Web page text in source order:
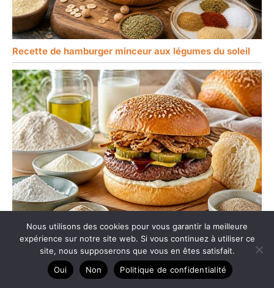
Recette de hamburger minceur aux légumes du soleil
Recette de burger sans gluten facile et gourmand
Nous utilisons des cookies pour vous garantir la meilleure
expérience sur notre site web. Si vous continuez à utiliser ce
site, nous supposerons que vous en êtes satisfait.
Oui
Non Politique de confidentialité